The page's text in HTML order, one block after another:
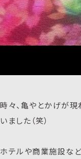
時々、亀やとかげが現
いました（笑）
ホテルや商業施設な